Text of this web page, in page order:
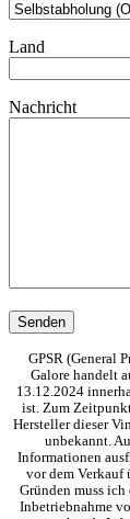
Land
Nachricht
GPSR (General
Galore handelt
13.12.2024
ist. Zum
Hersteller dieser
unbekannt.
Informationen
vor dem Verkauf
Gründen muss
Inbetriebnahme